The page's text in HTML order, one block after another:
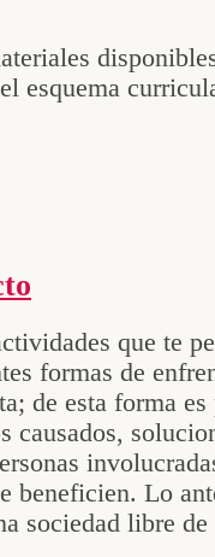
esquema
que te
formas de
de esta forma es
causados,
beneficien. Lo
sociedad libre